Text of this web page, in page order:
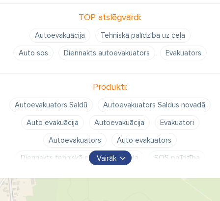
TOP atslēgvārdi:
Autoevakuācija
Tehniskā palīdzība uz ceļa
Auto sos
Diennakts autoevakuators Evakuators
Produkti:
Autoevakuators Saldū
Autoevakuators Saldus novadā
Auto evakuācija
Autoevakuācija
Evakuatori
Autoevakuators
Auto evakuators
Diennakts tehniskā palīdzība uz ceļa
SOS palīdzība
Vairāk